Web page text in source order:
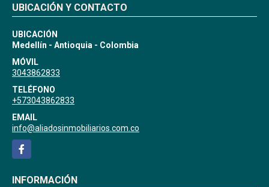
UBICACIÓN Y CONTACTO
UBICACIÓN
Medellín - Antioquia - Colombia
MÓVIL
3043862833
TELÉFONO
+573043862833
EMAIL
info@aliadosinmobiliarios.com.co
Facebook
INFORMACIÓN